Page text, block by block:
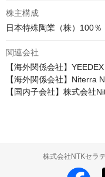
株主構成
日本特殊陶業（株）100％
関連会社
【海外関係会社】
【海外関係会社】Niterra
【国内子会社】株式会社
株式会社NTKセラ